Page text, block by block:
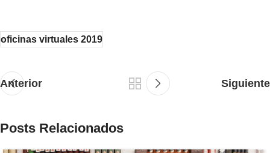
oficinas virtuales 2019
Anterior Siguiente
Posts Relacionados